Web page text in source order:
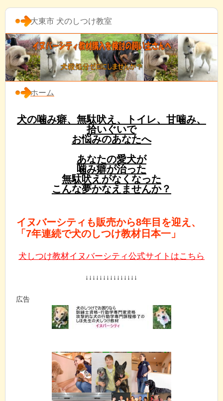
大東市 犬のしつけ教室
ホーム
犬の噛み癖、無駄吠え、トイレ、甘噛み、
拾いぐいで
お悩みのあなたへ
あなたの愛犬が
噛み癖が治った
無駄吠えがなくなった
こんな夢かなえませんか？
イヌバーシティも販売から8年目を迎え、
「7年連続で犬のしつけ教材日本一」
犬しつけ教材イヌバーシティ公式サイトはこちら
↓↓↓↓↓↓↓↓↓↓↓↓↓↓↓
広告